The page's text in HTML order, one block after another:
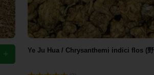
Ye Ju Hua / Chrysanthemi indici flos (